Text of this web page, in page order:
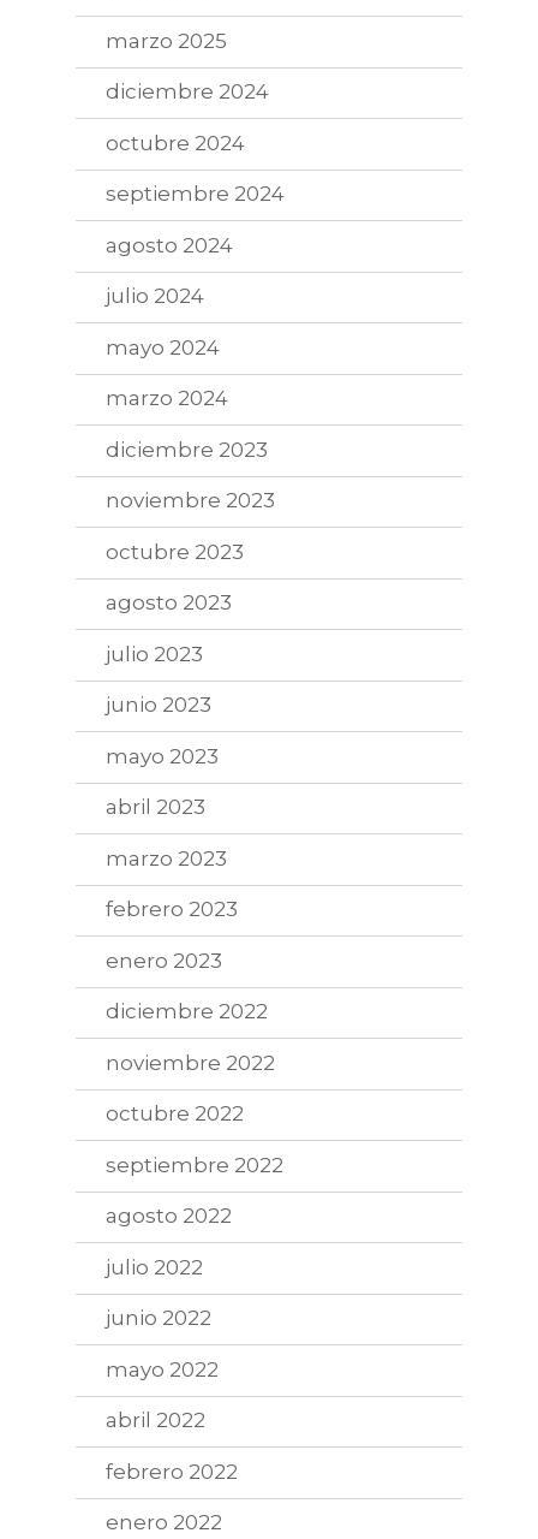
marzo 2025
diciembre 2024
octubre 2024
septiembre 2024
agosto 2024
julio 2024
mayo 2024
marzo 2024
diciembre 2023
noviembre 2023
octubre 2023
agosto 2023
julio 2023
junio 2023
mayo 2023
abril 2023
marzo 2023
febrero 2023
enero 2023
diciembre 2022
noviembre 2022
octubre 2022
septiembre 2022
agosto 2022
julio 2022
junio 2022
mayo 2022
abril 2022
febrero 2022
enero 2022